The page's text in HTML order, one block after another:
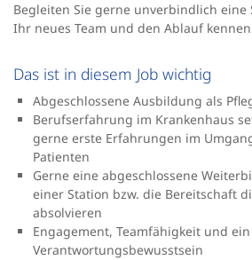
Begleiten Sie gerne unverbindlich eine
Ihr neues Team und den Ablauf
Das ist in diesem Job wichtig
Abgeschlossene Ausbildung als
Berufserfahrung im Krankenhaus
gerne erste Erfahrungen im
Patienten
Gerne eine abgeschlossene
einer Station bzw. die Bereitschaft
absolvieren
Engagement, Teamfähigkeit und
Verantwortungsbewusstsein